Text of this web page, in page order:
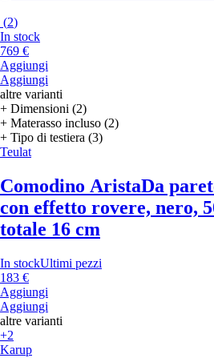
(2)
In stock
769 €
Aggiungi
Aggiungi
altre varianti
+ Dimensioni (2)
+ Materasso incluso (2)
+ Tipo di testiera (3)
Teulat
Comodino AristaDa
con effetto rovere, nero,
totale 16 cm
In stockUltimi pezzi
183 €
Aggiungi
Aggiungi
altre varianti
+2
Karup